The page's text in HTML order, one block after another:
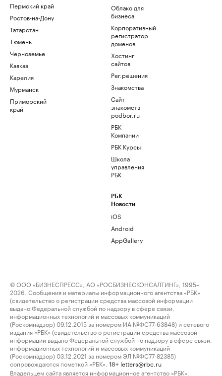
Пермский край
Ростов-на-Дону
Татарстан
Тюмень
Черноземье
Кавказ
Карелия
Мурманск
Приморский
край
Облако для
бизнеса
Корпоративный
регистратор
доменов
Хостинг
сайтов
Рег.решения
Знакомства
Сайт
знакомств
podbor.ru
РБК
Компании
РБК Курсы
Школа
управления
РБК
РБК
Новости
iOS
Android
AppGallery
© ООО «БИЗНЕСПРЕСС», АО «РОСБИЗНЕСКОНСАЛТИНГ», 1995–
2026. Сообщения и материалы информационного агентства «РБК»
(свидетельство о регистрации средства массовой информации
выдано Федеральной службой по надзору в сфере связи,
информационных технологий и массовых коммуникаций
(Роскомнадзор) 09.12.2015 за номером ИА №ФС77-63848) и сетевого
издания «РБК» (свидетельство о регистрации средства массовой
информации выдано Федеральной службой по надзору в сфере связи,
информационных технологий и массовых коммуникаций
(Роскомнадзор) 03.12.2021 за номером ЭЛ №ФС77-82385)
сопровождаются пометкой «РБК».
18+ letters@rbc.ru
Владельцем сайта является информационное агентство «РБК».